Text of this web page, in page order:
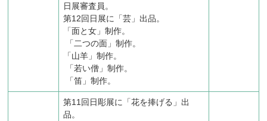
日展審査員。
第12回日展に「芸」出品。
「面と女」制作。
「二つの面」制作。
「山羊」制作。
「若い僧」制作。
「笛」制作。
第11回日彫展に「花を捧げる」出
品。